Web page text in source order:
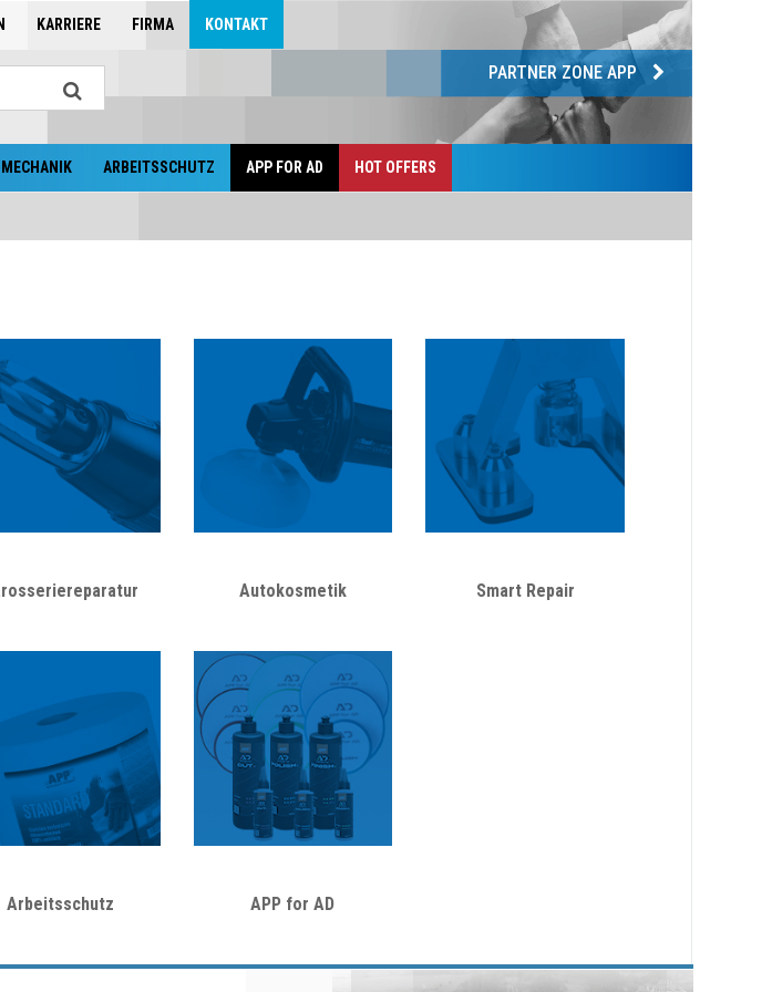
KARRIERE FIRMA KONTAKT
PARTNER ZONE APP
ARBEITSSCHUTZ APP FOR AD HOT OFFERS
Autokosmetik Smart Repair
Arbeitsschutz APP for AD